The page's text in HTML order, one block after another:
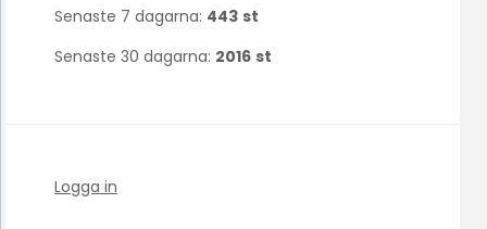
Senaste 7 dagarna: 443 st
Senaste 30 dagarna: 2016 st
Logga in